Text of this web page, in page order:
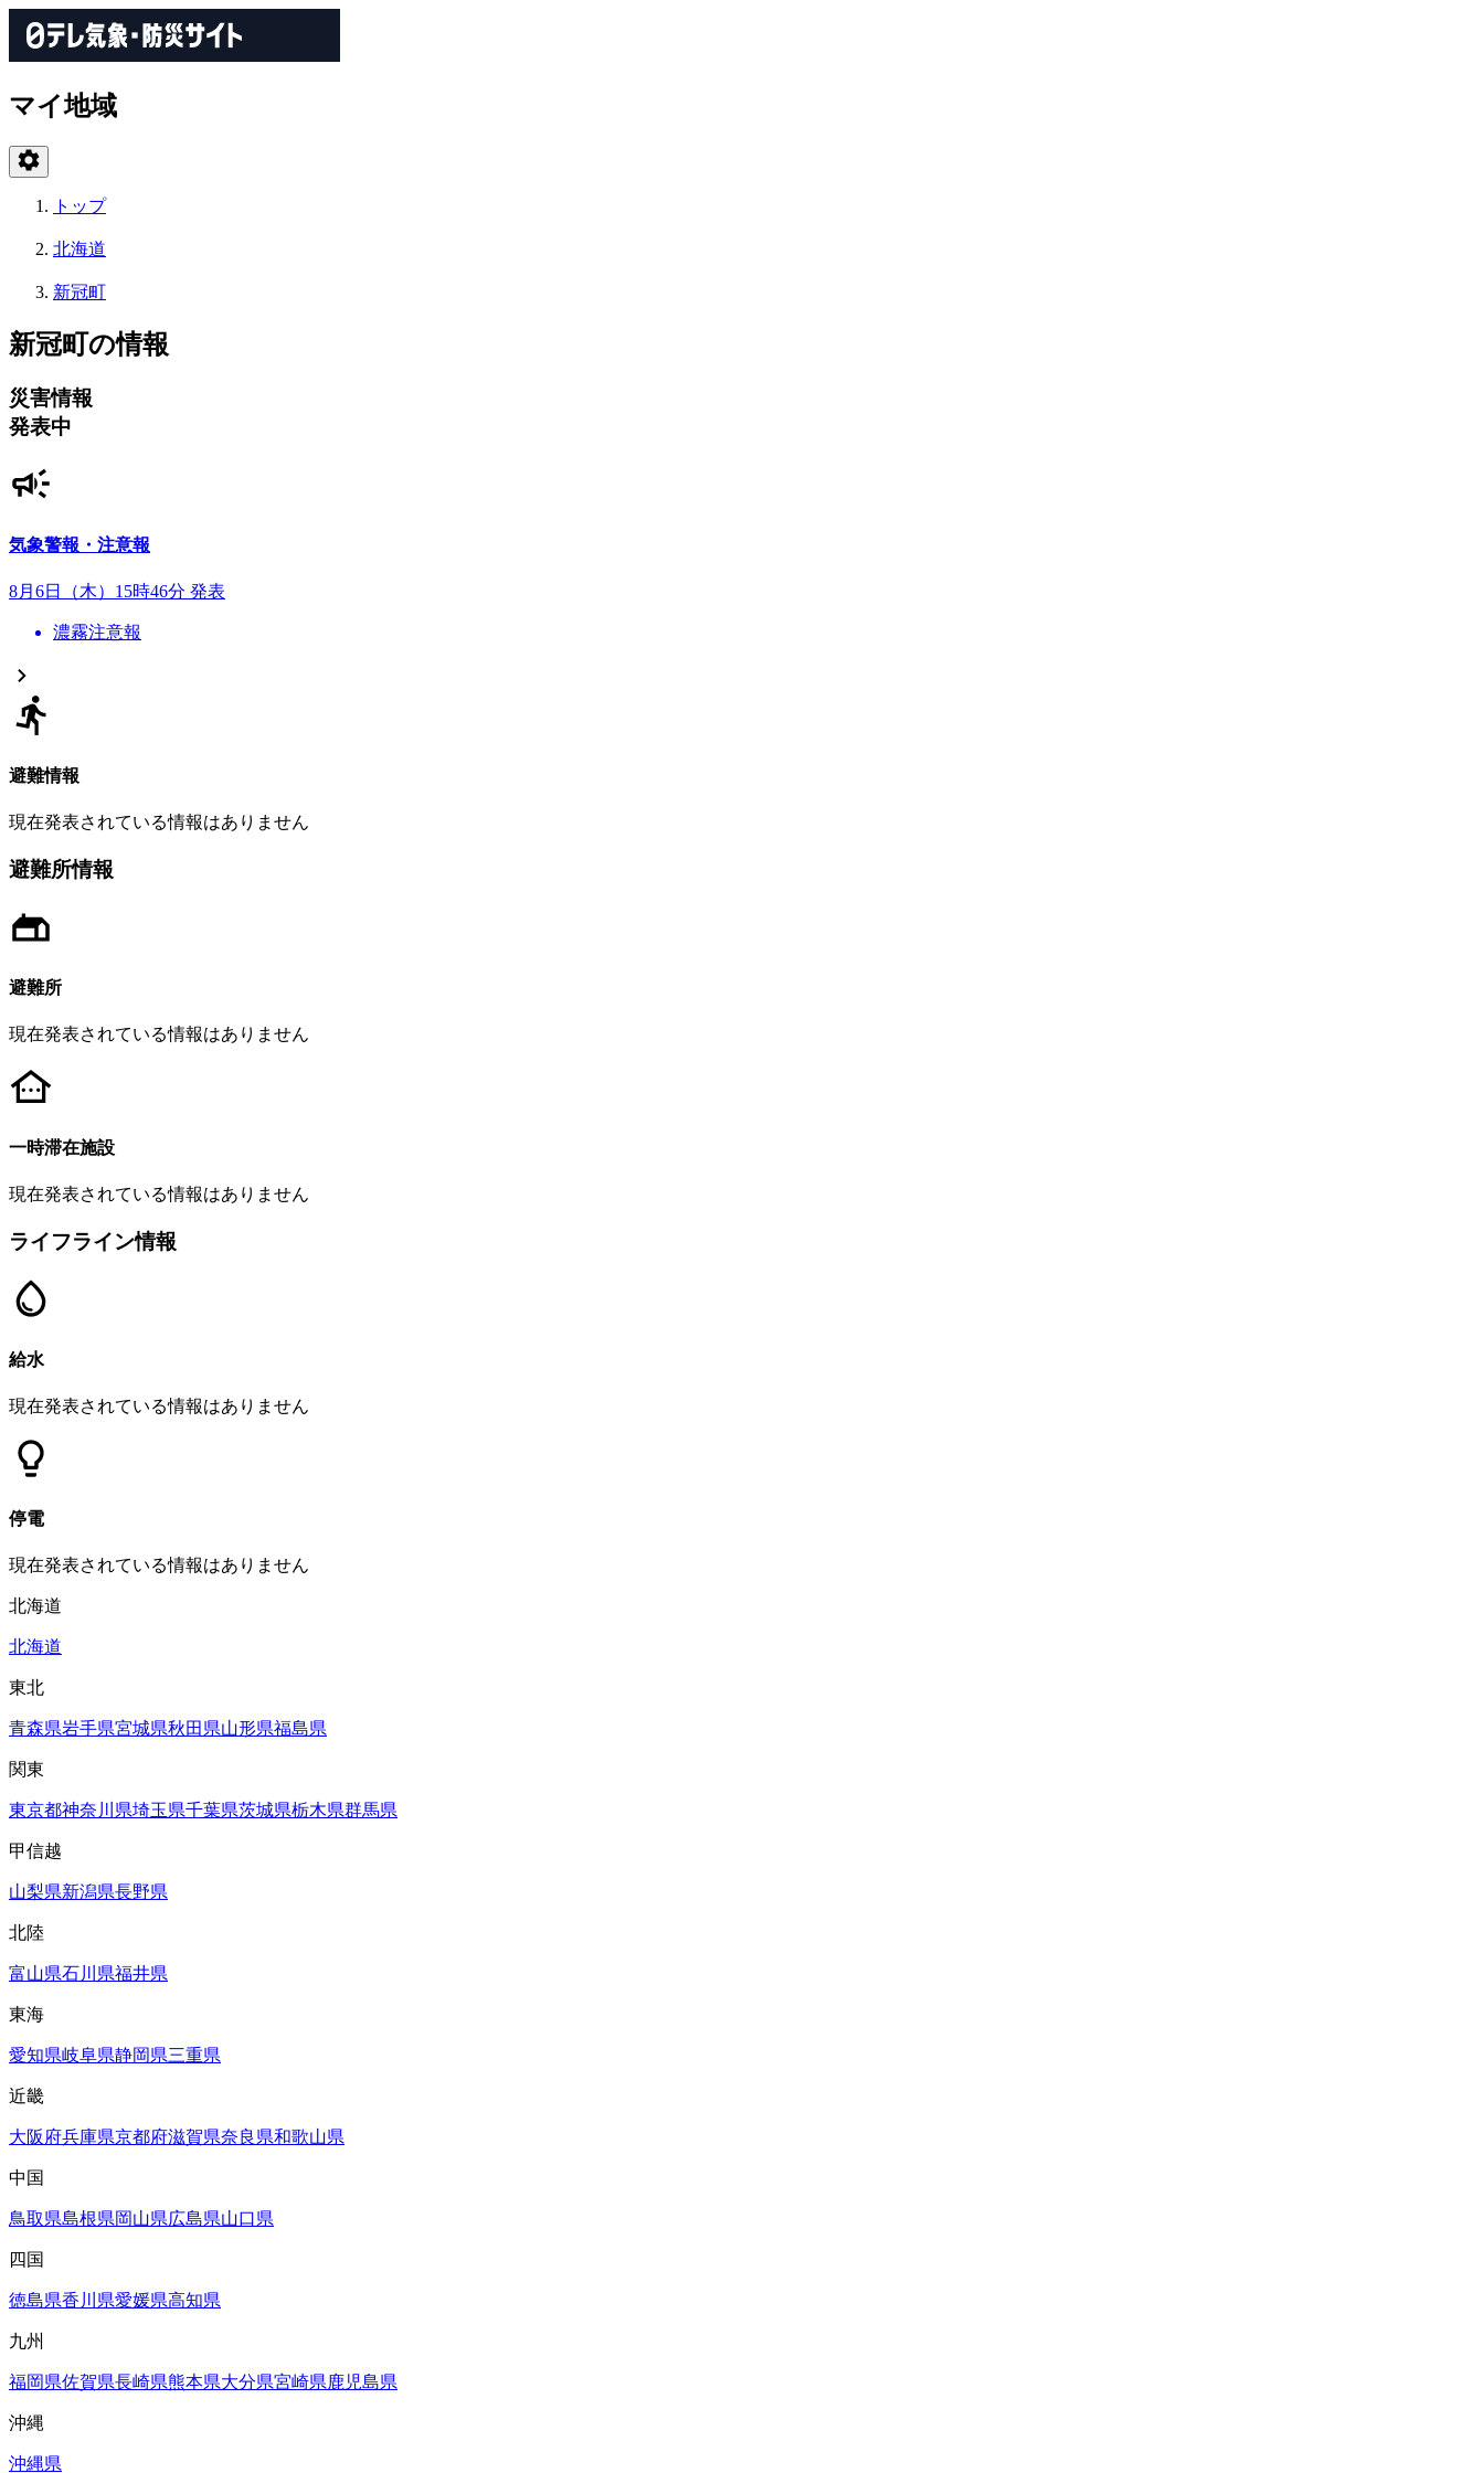
マイ地域
トップ
北海道
新冠町
新冠町の情報
災害情報
発表中
気象警報・注意報
8月6日（木）15時46分 発表
濃霧注意報
避難情報
現在発表されている情報はありません
避難所情報
避難所
現在発表されている情報はありません
一時滞在施設
現在発表されている情報はありません
ライフライン情報
給水
現在発表されている情報はありません
停電
現在発表されている情報はありません
北海道
北海道
東北
青森県岩手県宮城県秋田県山形県福島県
関東
東京都神奈川県埼玉県千葉県茨城県栃木県群馬県
甲信越
山梨県新潟県長野県
北陸
富山県石川県福井県
東海
愛知県岐阜県静岡県三重県
近畿
大阪府兵庫県京都府滋賀県奈良県和歌山県
中国
鳥取県島根県岡山県広島県山口県
四国
徳島県香川県愛媛県高知県
九州
福岡県佐賀県長崎県熊本県大分県宮崎県鹿児島県
沖縄
沖縄県